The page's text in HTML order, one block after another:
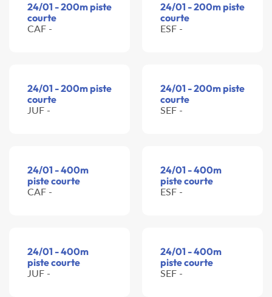
24/01 - 200m piste
courte
CAF -
24/01 - 200m piste
courte
ESF -
24/01 - 200m piste
courte
JUF -
24/01 - 200m piste
courte
SEF -
24/01 - 400m
piste courte
CAF -
24/01 - 400m
piste courte
ESF -
24/01 - 400m
piste courte
JUF -
24/01 - 400m
piste courte
SEF -